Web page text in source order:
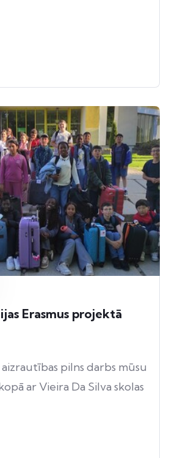
Erasmus projektā
pilns darbs mūsu
ar Vieira Da Silva skolas